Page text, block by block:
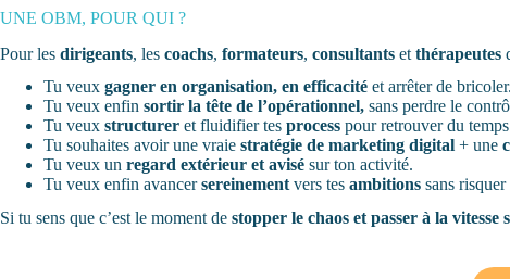
UNE OBM, POUR QUI ?
Pour les dirigeants, les coachs, formateurs, consultants et thérapeutes
Tu veux gagner en organisation, en efficacité et arrêter de bricoler.
Tu veux enfin sortir la tête de l’opérationnel, sans perdre le
Tu veux structurer et fluidifier tes process pour retrouver du
Tu souhaites avoir une vraie stratégie de marketing digital + une
Tu veux un regard extérieur et avisé sur ton activité.
Tu veux enfin avancersereinement vers tes ambitions sans risquer
Si tu sens que c’est le moment de stopper le chaos et passer à la